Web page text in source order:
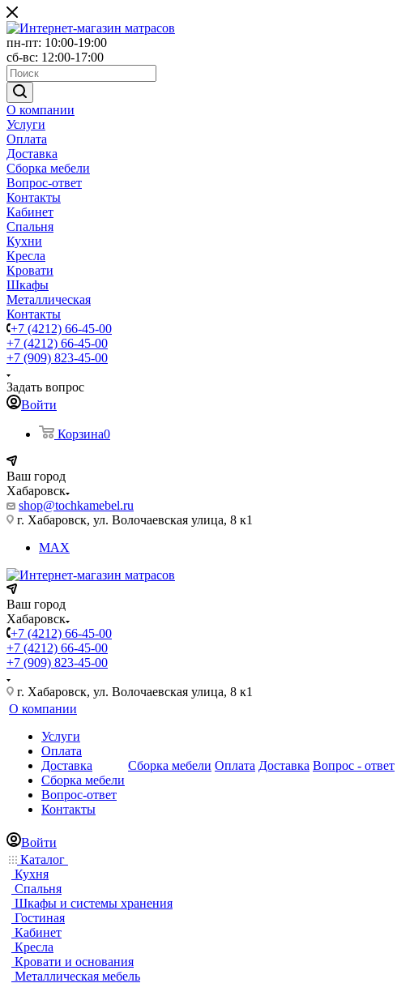
пн-пт: 10:00-19:00
сб-вс: 12:00-17:00
О компании
Услуги
Оплата
Доставка
Сборка мебели
Вопрос-ответ
Контакты
Кабинет
Спальня
Кухни
Кресла
Кровати
Шкафы
Металлическая
Контакты
+7 (4212) 66-45-00
+7 (4212) 66-45-00
+7 (909) 823-45-00
Задать вопрос
Войти
Корзина0
Ваш город
Хабаровск
shop@tochkamebel.ru
г. Хабаровск, ул. Волочаевская улица, 8 к1
MAX
Ваш город
Хабаровск
+7 (4212) 66-45-00
+7 (4212) 66-45-00
+7 (909) 823-45-00
г. Хабаровск, ул. Волочаевская улица, 8 к1
О компании
Услуги
Оплата
Доставка
Сборка мебели
Вопрос-ответ
Контакты
Сборка мебели Оплата Доставка Вопрос - ответ
Войти
Каталог
Кухня
Спальня
Шкафы и системы хранения
Гостиная
Кабинет
Кресла
Кровати и основания
Металлическая мебель